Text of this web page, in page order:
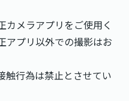
メラアプリをご使用く
アプリ以外での撮影はお
行為は禁止とさせてい